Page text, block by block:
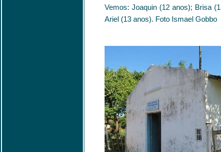
Vemos: Joaquin (12 anos); Brisa
Ariel (13 anos). Foto Ismael Gobbo